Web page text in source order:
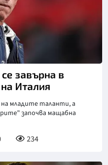
завърна в
Италия
младите таланти, а
започва мащабна
234